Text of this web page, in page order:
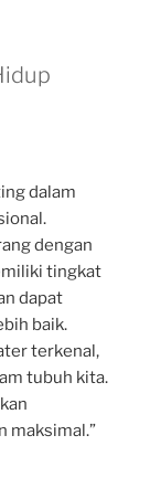
dalam
dengan
tingkat
dapat
baik.
terkenal,
tubuh kita.
maksimal.”